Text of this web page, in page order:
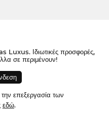
Ιδιωτικές προσφορές,
σε περιμένουν!
την επεξεργασία των
εδώ.